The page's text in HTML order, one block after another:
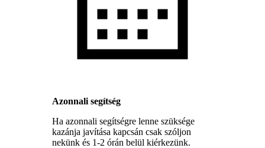
Azonnali segítség
Ha azonnali segítségre lenne szüksége
kazánja javítása kapcsán csak szóljon
nekünk és 1-2 órán belül kiérkezünk.